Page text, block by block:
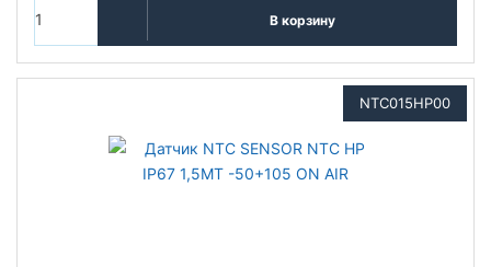
В корзину
NTC015HP00